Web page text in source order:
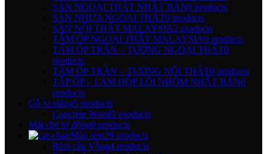
SÀN NGOẠI THẤT NHẬT BẢN0 products
SÀN NHỰA NGOẠI THẤT0 products
SÀN NỘI THẤT MALAYSIA2 products
TẤM ỐP NGOẠI THẤT MALAYSIA0 products
TẤM ỐP TRẦN – TƯỜNG NGOẠI THẤT0
products
TẤM ỐP TRẦN – TƯỜNG NỘI THẤT0 products
TẤP ỐP – LAM HỘP LÕI NHÔM NHẬT BẢN0
products
Gỗ xi măng5 products
Concrete Wood5 products
Mái che tự động0 products
Màn rèm29 products
Rèm cầu Vồng4 products